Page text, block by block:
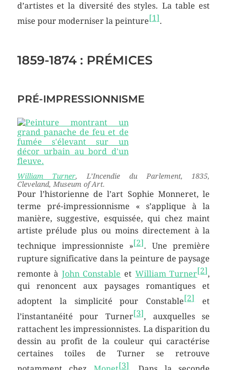
d’artistes et la diversité des styles. La table est
mise pour moderniser la peinture[1].
1859-1874 : PRÉMICES
PRÉ-IMPRESSIONNISME
William Turner,L’Incendie du Parlement, 1835,
Cleveland, Museum of Art.
Pour l’historienne de l’art Sophie Monneret, le
terme pré-impressionnisme « s’applique à la
manière, suggestive, esquissée, qui chez maint
artiste prélude plus ou moins directement à la
technique impressionniste »[2] . Une première
rupture significative dans la peinture de paysage
remonte à John Constable et William Turner[2],
qui renoncent aux paysages romantiques et
adoptent la simplicité pour Constable[2]et
l’instantanéité pour Turner[3] , auxquelles se
rattachent les impressionnistes. La disparition du
dessin au profit de la couleur qui caractérise
certaines toiles de Turner se retrouve
[3]